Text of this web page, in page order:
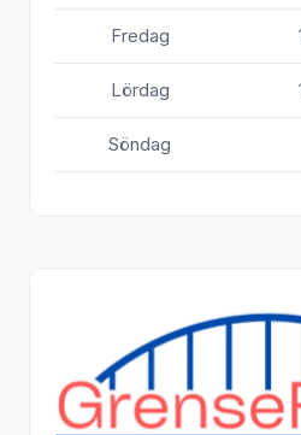
Fredag
Lördag
Söndag